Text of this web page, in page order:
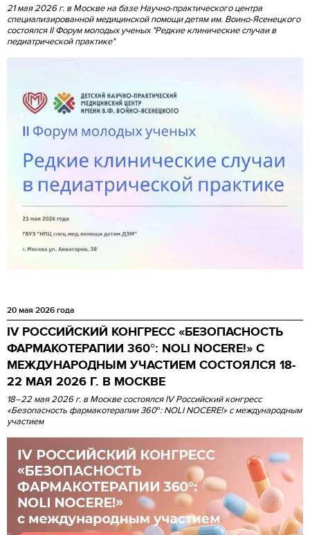
21 мая 2026 г. в Москве на базе Научно-практического центра
специализированной медицинской помощи детям им. Воино-Ясенецкого
состоялся II Форум молодых ученых "Редкие клинические случаи в
педиатрической практике"
20 мая 2026 года
IV РОССИЙСКИЙ КОНГРЕСС «БЕЗОПАСНОСТЬ
ФАРМАКОТЕРАПИИ 360°: NOLI NOCERE!» С
МЕЖДУНАРОДНЫМ УЧАСТИЕМ СОСТОЯЛСЯ 18-
22 МАЯ 2026 Г. В МОСКВЕ
18–22 мая 2026 г. в Москве состоялся IV Российский конгресс
«Безопасность фармакотерапии 360°: NOLI NOCERE!» с международным
участием